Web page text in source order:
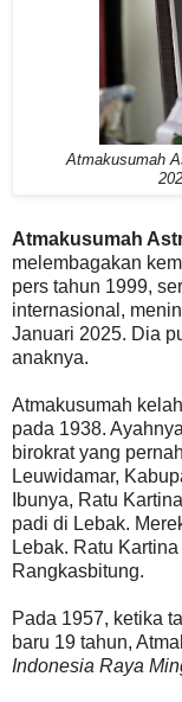
Atmakusumah
Atmakusumah
melembagakan
pers tahun 1999,
internasional,
Januari 2025. Dia
anaknya.
Atmakusumah
pada 1938.
birokrat yang
Leuwidamar,
Ibunya, Ratu
padi di Lebak.
Lebak. Ratu
Rangkasbitung.
Pada 1957, ketika
baru 19 tahun,
Indonesia Raya